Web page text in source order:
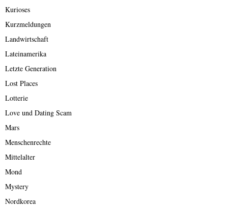
Kurioses
Kurzmeldungen
Landwirtschaft
Lateinamerika
Letzte Generation
Lost Places
Lotterie
Love und Dating Scam
Mars
Menschenrechte
Mittelalter
Mond
Mystery
Nordkorea